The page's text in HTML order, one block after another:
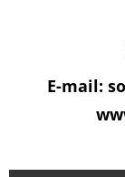
E-mail: